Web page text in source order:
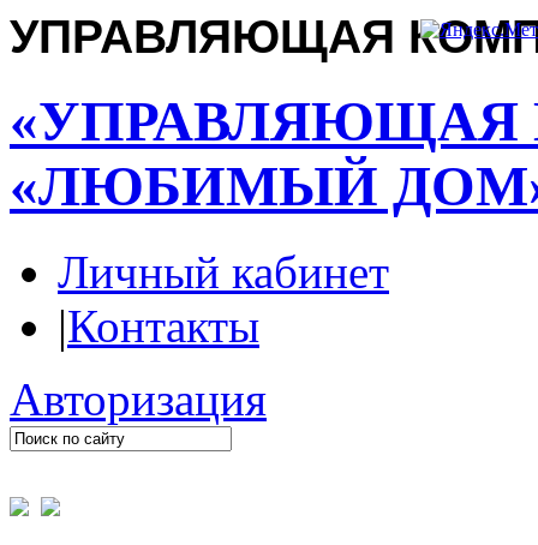
УПРАВЛЯЮЩАЯ
«ЛЮБИМЫЙ
Личный кабинет
|Контакты
Авторизация